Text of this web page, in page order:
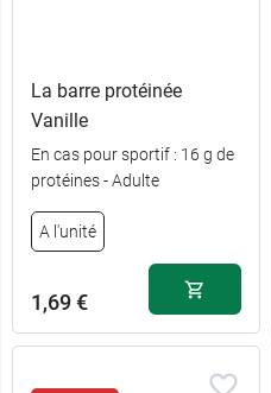
La barre protéinée
Vanille
En cas pour sportif : 16 g de
protéines - Adulte
A l'unité
1,69 €